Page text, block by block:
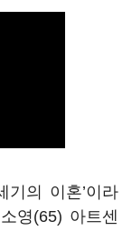
기의 이혼’이라
영(65) 아트센